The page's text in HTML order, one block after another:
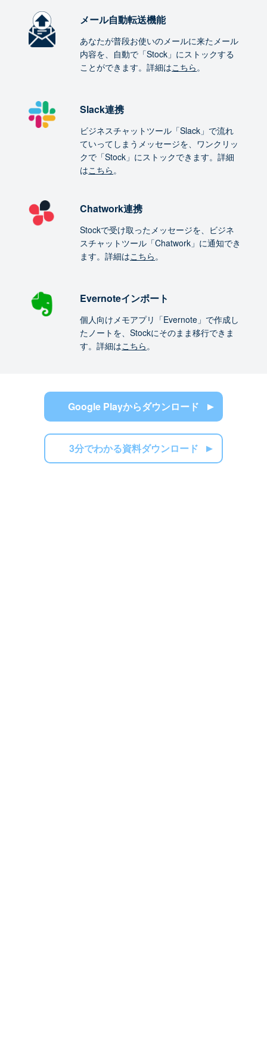
メール自動転送機能
あなたが普段お使いのメールに来たメール
内容を、自動で「Stock」にストックする
ことができます。詳細はこちら。
Slack連携
ビジネスチャットツール「Slack」で流れ
ていってしまうメッセージを、ワンクリッ
クで「Stock」にストックできます。詳細
はこちら。
Chatwork連携
Stockで受け取ったメッセージを、ビジネ
スチャットツール「Chatwork」に通知でき
ます。詳細はこちら。
Evernoteインポート
個人向けメモアプリ「Evernote」で作成し
たノートを、Stockにそのまま移行できま
す。詳細はこちら。
Google Playからダウンロード
3分でわかる資料ダウンロード